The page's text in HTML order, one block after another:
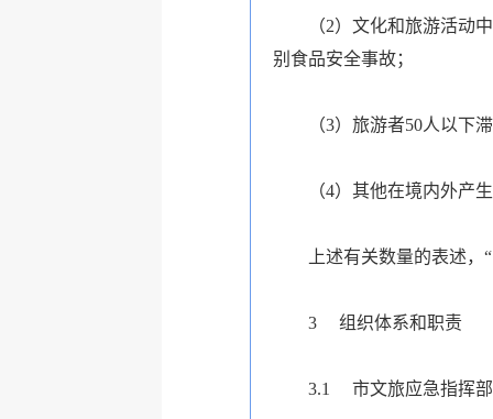
（2）文化和旅游活动
别食品安全事故；
（3）旅游者50人以下
（4）其他在境内外产
上述有关数量的表述，
3 组织体系和职责
3.1 市文旅应急指挥部